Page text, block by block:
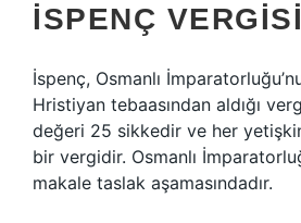
İSPENÇ
İspenç, Osmanlı
Hristiyan tebaasından aldığı
değeri 25 sikkedir ve her
bir vergidir. Osmanlı
makale taslak aşamasındadır.